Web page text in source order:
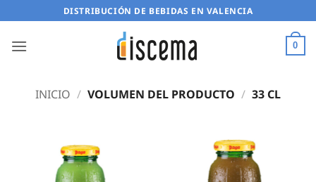
al
contenido
DISTRIBUCIÓN DE BEBIDAS EN VALENCIA
0
INICIO / VOLUMEN DEL PRODUCTO / 33 CL